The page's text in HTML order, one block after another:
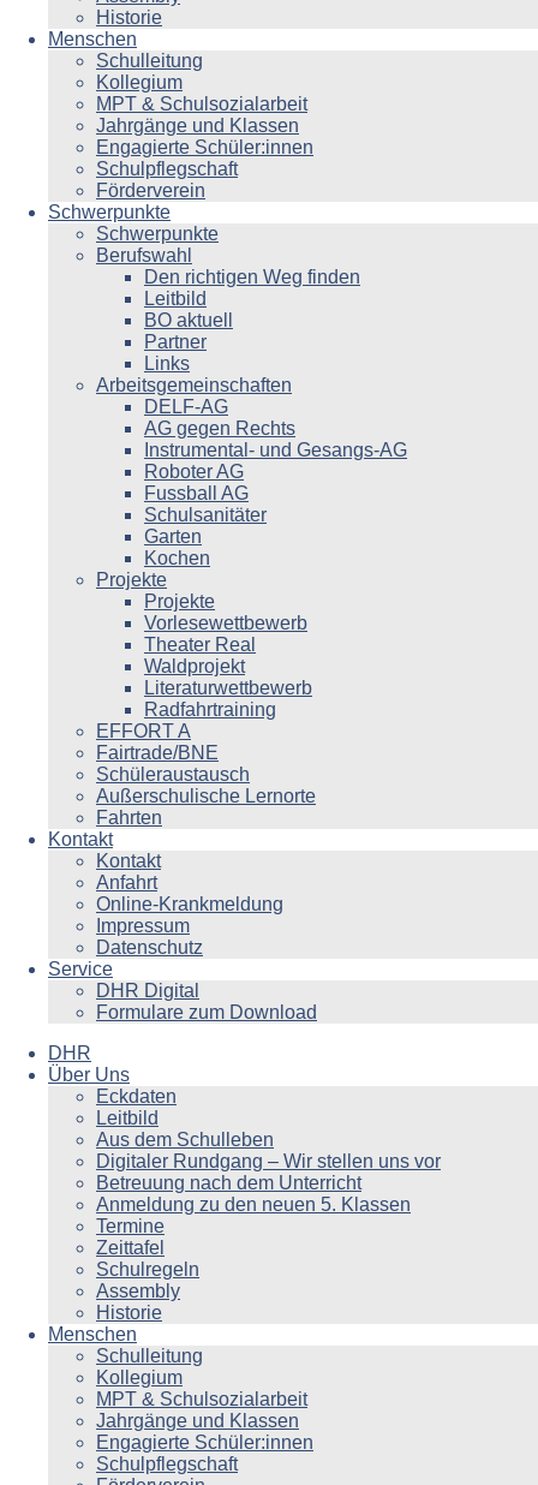
Historie
Menschen
Schulleitung
Kollegium
MPT & Schulsozialarbeit
Jahrgänge und Klassen
Engagierte Schüler:innen
Schulpflegschaft
Förderverein
Schwerpunkte
Schwerpunkte
Berufswahl
Den richtigen Weg finden
Leitbild
BO aktuell
Partner
Links
Arbeitsgemeinschaften
DELF-AG
AG gegen Rechts
Instrumental- und Gesangs-AG
Roboter AG
Fussball AG
Schulsanitäter
Garten
Kochen
Projekte
Projekte
Vorlesewettbewerb
Theater Real
Waldprojekt
Literaturwettbewerb
Radfahrtraining
EFFORT A
Fairtrade/BNE
Schüleraustausch
Außerschulische Lernorte
Fahrten
Kontakt
Kontakt
Anfahrt
Online-Krankmeldung
Impressum
Datenschutz
Service
DHR Digital
Formulare zum Download
DHR
Über Uns
Eckdaten
Leitbild
Aus dem Schulleben
Digitaler Rundgang – Wir stellen uns vor
Betreuung nach dem Unterricht
Anmeldung zu den neuen 5. Klassen
Termine
Zeittafel
Schulregeln
Assembly
Historie
Menschen
Schulleitung
Kollegium
MPT & Schulsozialarbeit
Jahrgänge und Klassen
Engagierte Schüler:innen
Schulpflegschaft